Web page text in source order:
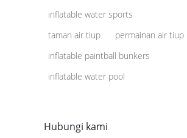
inflatable water sports
taman air tiup
permainan air tiup
inflatable paintball bunkers
inflatable water pool
Hubungi kami